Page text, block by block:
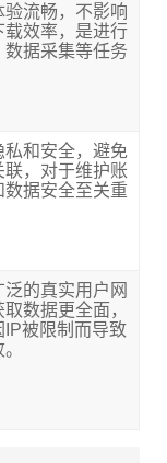
验流畅，不影响
载效率，是进行
数据采集等任务
私和安全，避免
联，对于维护账
数据安全至关重
的真实用户网
数据更全面，
IP被限制而导致